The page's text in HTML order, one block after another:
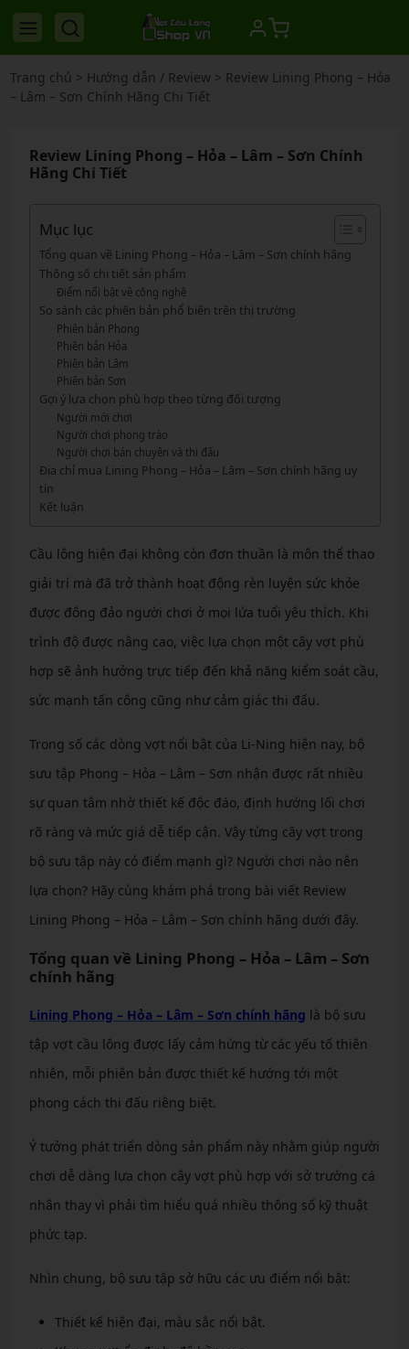
Trang chủ > Hướng dẫn / Review> Review Lining Phong – Hỏa
– Lâm – Sơn Chính Hãng Chi Tiết
Review Lining Phong – Hỏa – Lâm – Sơn Chính
Hãng Chi Tiết
Mục lục
Tổng quan về Lining Phong – Hỏa – Lâm – Sơn chính hãng
Thông số chi tiết sản phẩm
Điểm nổi bật về công nghệ
So sánh các phiên bản phổ biến trên thị trường
Phiên bản Phong
Phiên bản Hỏa
Phiên bản Lâm
Phiên bản Sơn
Gợi ý lựa chọn phù hợp theo từng đối tượng
Người mới chơi
Người chơi phong trào
Người chơi bán chuyên và thi đấu
Địa chỉ mua Lining Phong – Hỏa – Lâm – Sơn chính hãng uy
tín
Kết luận
Cầu lông hiện đại không còn đơn thuần là môn thể thao
giải trí mà đã trở thành hoạt động rèn luyện sức khỏe
được đông đảo người chơi ở mọi lứa tuổi yêu thích. Khi
trình độ được nâng cao, việc lựa chọn một cây vợt phù
hợp sẽ ảnh hưởng trực tiếp đến khả năng kiểm soát cầu,
sức mạnh tấn công cũng như cảm giác thi đấu.
Trong số các dòng vợt nổi bật của Li-Ning hiện nay, bộ
sưu tập Phong – Hỏa – Lâm – Sơn nhận được rất nhiều
sự quan tâm nhờ thiết kế độc đáo, định hướng lối chơi
rõ ràng và mức giá dễ tiếp cận. Vậy từng cây vợt trong
bộ sưu tập này có điểm mạnh gì? Người chơi nào nên
lựa chọn? Hãy cùng khám phá trong bài viết Review
Lining Phong – Hỏa – Lâm – Sơn chính hãng dưới đây.
Tổng quan về Lining Phong – Hỏa – Lâm – Sơn
chính hãng
Lining Phong – Hỏa – Lâm – Sơn chính hãng là bộ sưu
tập vợt cầu lông được lấy cảm hứng từ các yếu tố thiên
nhiên, mỗi phiên bản được thiết kế hướng tới một
phong cách thi đấu riêng biệt.
Ý tưởng phát triển dòng sản phẩm này nhằm giúp người
chơi dễ dàng lựa chọn cây vợt phù hợp với sở trường cá
nhân thay vì phải tìm hiểu quá nhiều thông số kỹ thuật
phức tạp.
Nhìn chung, bộ sưu tập sở hữu các ưu điểm nổi bật:
Thiết kế hiện đại, màu sắc nổi bật.